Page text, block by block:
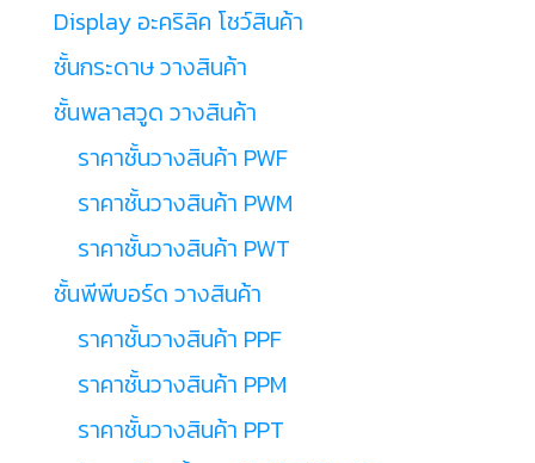
Display อะคริลิค โชว์สินค้า
ชั้นกระดาษ วางสินค้า
ชั้นพลาสวูด วางสินค้า
ราคาชั้นวางสินค้า PWF
ราคาชั้นวางสินค้า PWM
ราคาชั้นวางสินค้า PWT
ชั้นพีพีบอร์ด วางสินค้า
ราคาชั้นวางสินค้า PPF
ราคาชั้นวางสินค้า PPM
ราคาชั้นวางสินค้า PPT